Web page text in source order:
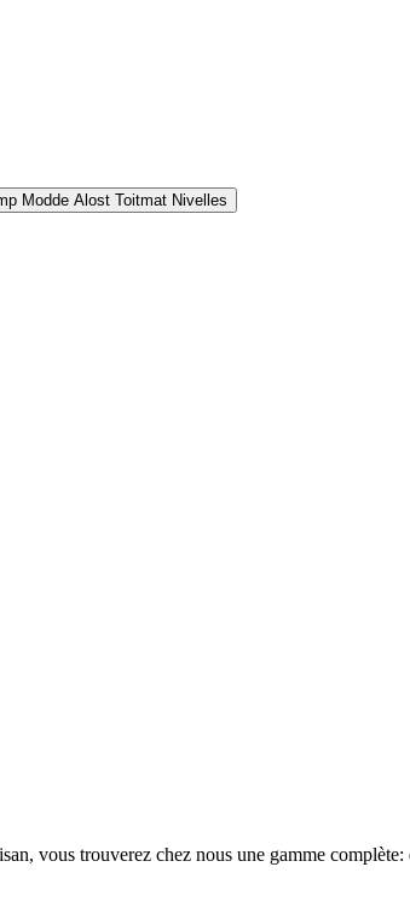
Modde Alost Toitmat Nivelles
vous trouverez chez nous une gamme